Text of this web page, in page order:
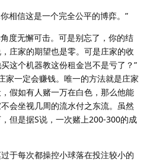
相信这是一个完全公平的博弈。”
度无懈可击。可是别忘了，你的结
庄家的期望也是零。可是庄家的收
这个机器教这份租金岂不是亏了？”
家一定会赚钱。唯一的方法就是庄家
假如有人赌一万在白色，那么他能
会坐视几周的流水付之东流。虽然
但是据S说，一次赌上200-300的成
于每次都操控小球落在投注较小的